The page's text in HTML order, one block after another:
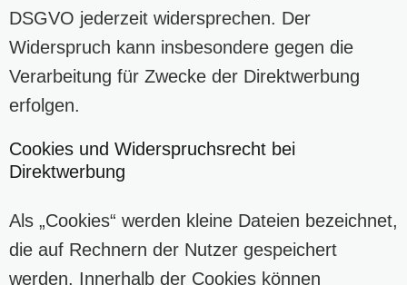
DSGVO jederzeit widersprechen. Der
Widerspruch kann insbesondere gegen die
Verarbeitung für Zwecke der Direktwerbung
erfolgen.
Cookies und Widerspruchsrecht bei
Direktwerbung
Als „Cookies“ werden kleine Dateien bezeichnet,
die auf Rechnern der Nutzer gespeichert
werden. Innerhalb der Cookies können